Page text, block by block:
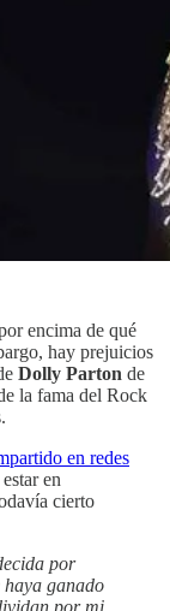
encima de qué
hay prejuicios
Dolly Parton de
la fama del Rock
en redes
en
cierto
por
haya ganado
por mi